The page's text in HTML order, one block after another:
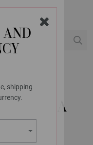
AND
shipping
MODA